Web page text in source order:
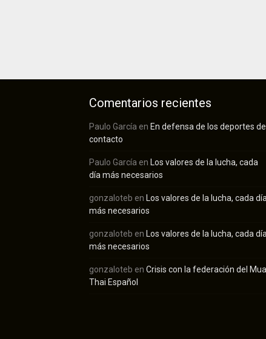
Comentarios recientes
Paulo García en En defensa de los deportes de
contacto
Paulo García en Los valores de la lucha, cada
día más necesarios
gonzaloteb en Los valores de la lucha, cada día
más necesarios
gonzaloteb en Los valores de la lucha, cada día
más necesarios
gonzaloteb en Crisis con la federación del
Thai Español